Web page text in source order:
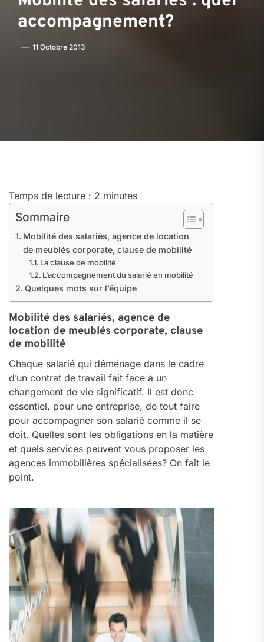
accompagnement?
11 Octobre 2013
Temps de lecture : 2 minutes
Sommaire
Mobilité des salariés, agence de location
de meublés corporate, clause de mobilité
La clause de mobilité
L’accompagnement du salarié en mobilité
Quelques mots sur l’équipe
Mobilité des salariés, agence de
location de meublés corporate, clause
de mobilité
Chaque salarié qui déménage dans le cadre
d’un contrat de travail fait face à un
changement de vie significatif. Il est donc
essentiel, pour une entreprise, de tout faire
pour accompagner son salarié comme il se
doit. Quelles sont les obligations en la matière
et quels services peuvent vous proposer les
agences immobilières spécialisées? On fait le
point.